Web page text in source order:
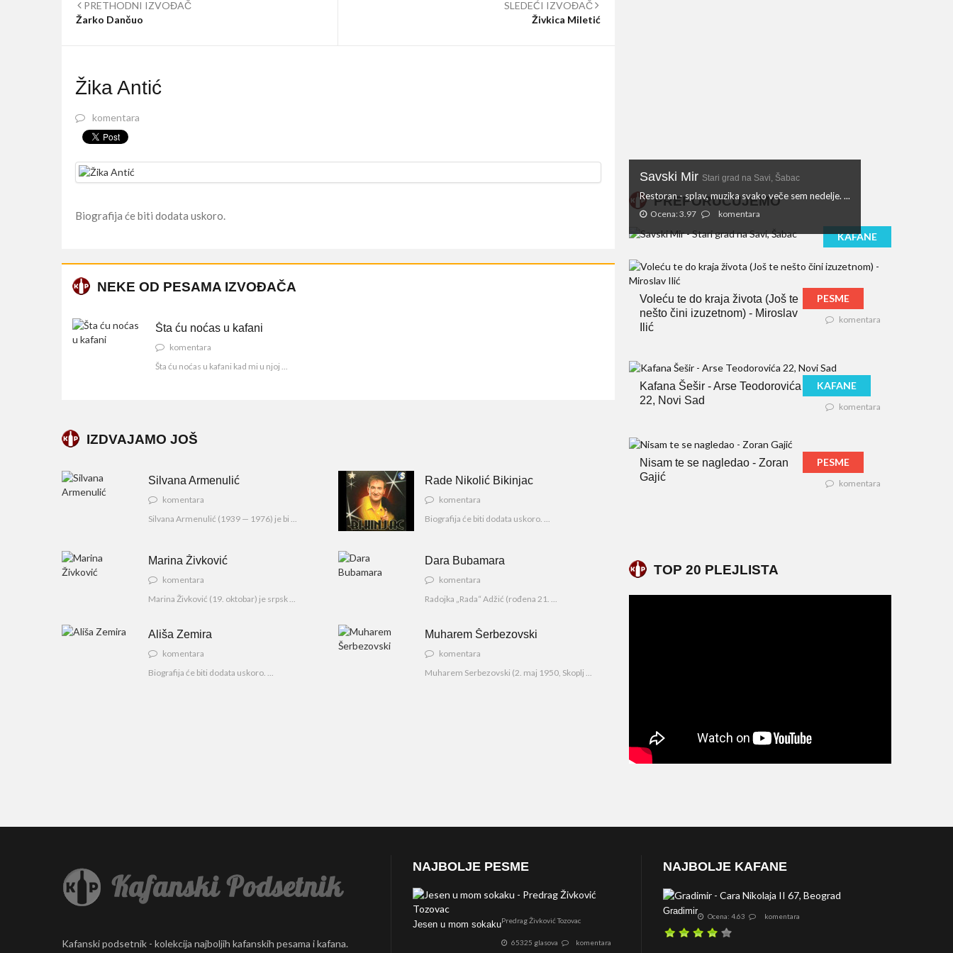
PRETHODNI IZVOĐAČ
Žarko Dančuo
SLEDEĆI IZVOĐAČ
Živkica Miletić
Žika Antić
komentara
Biografija će biti dodata uskoro.
NEKE OD PESAMA IZVOĐAČA
Šta ću noćas u kafani
komentara
Šta ću noćas u kafani kad mi u njoj ...
IZDVAJAMO JOŠ
Silvana Armenulić
komentara
Silvana Armenulić (1939 — 1976) je bi ...
Rade Nikolić Bikinjac
komentara
Biografija će biti dodata uskoro. ...
Marina Živković
komentara
Marina Živković (19. oktobar) je srpsk ...
Dara Bubamara
komentara
Radojka „Rada“ Adžić (rođena 21. ...
Ališa Zemira
komentara
Biografija će biti dodata uskoro. ...
Muharem Šerbezovski
komentara
Muharem Serbezovski (2. maj 1950, Skoplj ...
PREPORUČUJEMO
KAFANE
Savski Mir Stari grad na Savi, Šabac
Restoran - splav, muzika svako veče sem nedelje. ...
Ocena: 3.97 komentara
Voleću te do kraja života (Još te
nešto čini izuzetnom) - Miroslav
Ilić
PESME
komentara
Kafana Šešir - Arse Teodorovića
22, Novi Sad
KAFANE
komentara
Nisam te se nagledao - Zoran
Gajić
PESME
komentara
TOP 20 PLEJLISTA
Kafanski podsetnik - kolekcija najboljih kafanskih pesama i kafana.
NAJBOLJE PESME
Jesen u mom sokakuPredrag Živković Tozovac
65325 glasova komentara
NAJBOLJE KAFANE
Gradimir Ocena: 4.63 komentara